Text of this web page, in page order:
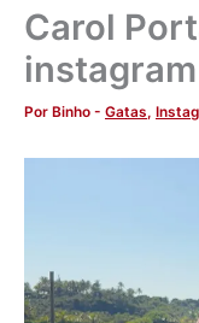
Carol
instagram
Por Binho - Gatas,